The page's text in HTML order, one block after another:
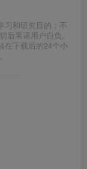
习和研究目的；不
后果请用户自负。
在下载后的24个小